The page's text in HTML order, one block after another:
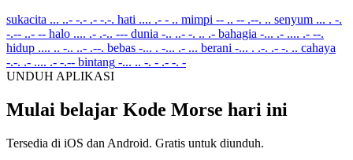
sukacita ... ..- -.- .- -.-. hati .... .- - .. mimpi -- .. -- .--. .. senyum ... . -.
-.-- ..- -- halo .... .- .-.. --- dunia -.. ..- -. .. .- bahagia -... .- .... .- --.
hidup .... .. -.. ..- .--. bebas -... . -... .- ... berani -... . .-. .- -. .. cahaya
-.-. .- .... .- -.-- bintang -... .. -. - .- -. -
UNDUH APLIKASI
Mulai belajar Kode Morse hari ini
Tersedia di iOS dan Android. Gratis untuk diunduh.